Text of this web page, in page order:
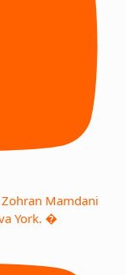
Zohran Mamdani
York. �